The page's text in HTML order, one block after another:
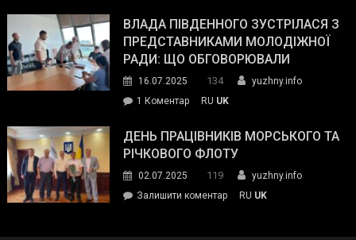
окупанти.
Маємо
діяти
команда
Південного
провів
інспекцію
укриття
ВЛАДА ПІВДЕННОГО ЗУСТРІЛАСЯ З
ПРЕДСТАВНИКАМИ МОЛОДІЖНОЇ
РАДИ: ЩО ОБГОВОРЮВАЛИ
16.07.2025 134
yuzhny.info
1 Коментардо
Південного
зустрілася
представниками
молодіжної
RU UK
ДЕНЬ ПРАЦІВНИКІВ МОРСЬКОГО ТА
РІЧКОВОГО ФЛОТУ
02.07.2025 119
yuzhny.info
Залишити коментарon
RU UK